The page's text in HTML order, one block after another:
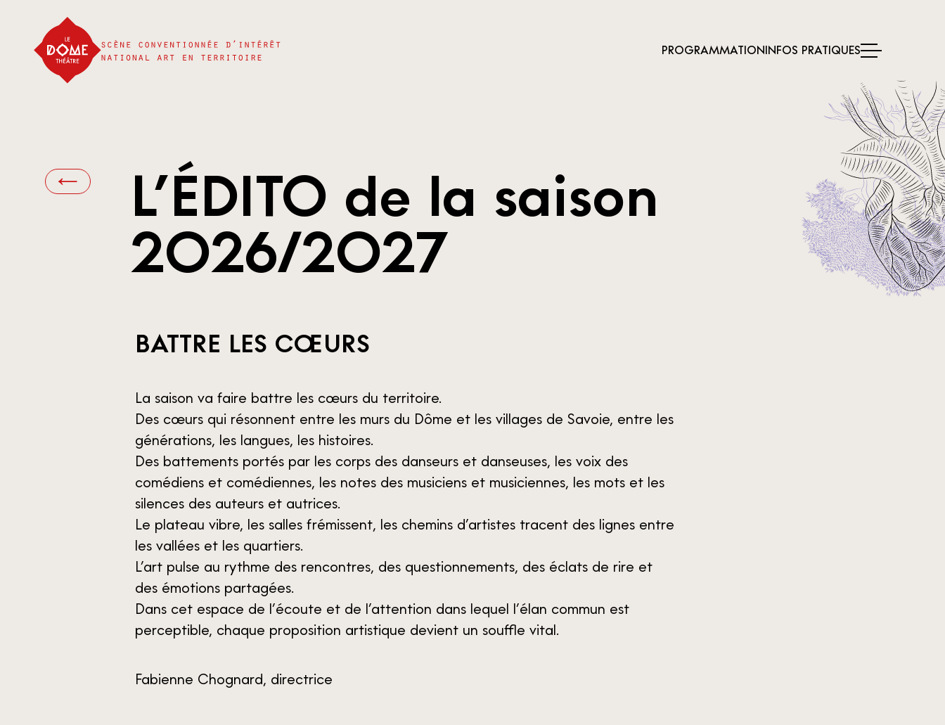
PROGRAMMATIONINFOS PRATIQUES
L’ÉDITO de la saison
2026/2027
BATTRE LES CŒURS
La saison va faire battre les cœurs du territoire.
Des cœurs qui résonnent entre les murs du Dôme et les villages de Savoie, entre les
générations, les langues, les histoires.
Des battements portés par les corps des danseurs et danseuses, les voix des
comédiens et comédiennes, les notes des musiciens et musiciennes, les mots et les
silences des auteurs et autrices.
Le plateau vibre, les salles frémissent, les chemins d’artistes tracent des lignes entre
les vallées et les quartiers.
L’art pulse au rythme des rencontres, des questionnements, des éclats de rire et
des émotions partagées.
Dans cet espace de l’écoute et de l’attention dans lequel l’élan commun est
perceptible, chaque proposition artistique devient un souffle vital.
Fabienne Chognard, directrice